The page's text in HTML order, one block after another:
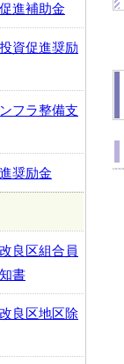
進補助金
資促進奨励
フラ整備支
奨励金
良区組合員
書
良区地区除